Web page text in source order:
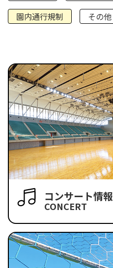
園内通行規制
その他
コンサート情報
CONCERT